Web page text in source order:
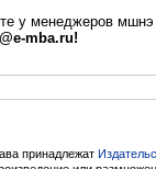
у менеджеров мшнэ
mba.ru!
принадлежат